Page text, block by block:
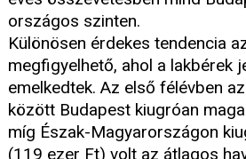
országos szinten.
Különösen érdekes tendencia
megfigyelhető, ahol a lakbérek
emelkedtek. Az első félévben
között Budapest kiugróan
míg Észak-Magyarországon
(119 ezer Ft) volt az átlagos